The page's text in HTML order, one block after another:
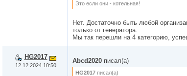
Это если они - котельная!
Нет. Достаточно быть любой
только от генератора.
Мы так перешли на 4 категорию,
HG2017
12.12.2024 10:50
Abcd2020 писал(а)
HG2017 писал(а)